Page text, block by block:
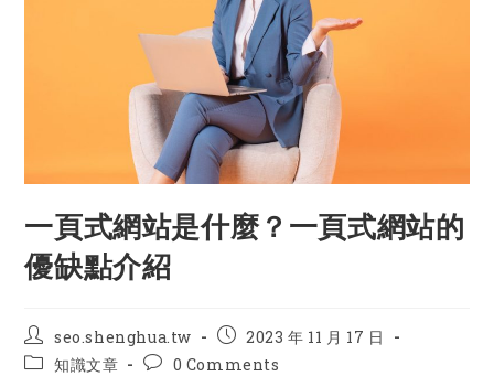
一頁式網站是什麼？一頁式網站的
優缺點介紹
Post
author:
seo.shenghua.tw
Post
published:
2023 年 11 月 17 日
Post知識文章
Post0 Comments